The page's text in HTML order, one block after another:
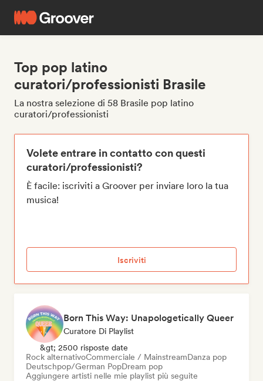
Top pop latino
curatori/professionisti Brasile
La nostra selezione di 58 Brasile pop latino
curatori/professionisti
Volete entrare in contatto con questi
curatori/professionisti?
È facile: iscriviti a Groover per inviare loro la tua
musica!
Iscriviti
Born This Way: Unapologetically Queer
Curatore Di Playlist
&gt; 2500 risposte date
Rock alternativoCommerciale / MainstreamDanza pop
Deutschpop/German PopDream pop
Aggiungere artisti nelle mie playlist più seguite